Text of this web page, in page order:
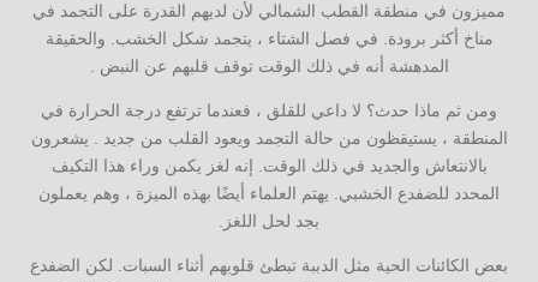
مميزون في منطقة القطب الشمالي لأن لديهم القدرة على التجمد في
مناخ أكثر برودة. في فصل الشتاء ، يتجمد شكل الخشب. والحقيقة
المدهشة أنه في ذلك الوقت توقف قلبهم عن النبض .
ومن ثم ماذا حدث؟ لا داعي للقلق ، فعندما ترتفع درجة الحرارة في
المنطقة ، يستيقظون من حالة التجمد ويعود القلب من جديد . يشعرون
بالانتعاش والجديد في ذلك الوقت. إنه لغز يكمن وراء هذا التكيف
المحدد للضفدع الخشبي. يهتم العلماء أيضًا بهذه الميزة ، وهم يعملون
بجد لحل اللغز.
بعض الكائنات الحية مثل الدببة تبطئ قلوبهم أثناء السبات. لكن الضفدع